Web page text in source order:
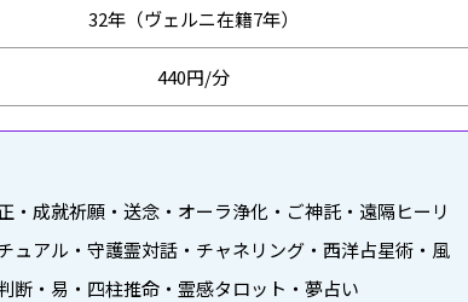
32年（ヴェルニ在籍7年）
440円/分
・成就祈願・送念・オーラ浄化・ご神託・遠隔ヒーリ
ュアル・守護霊対話・チャネリング・西洋占星術・風
断・易・四柱推命・霊感タロット・夢占い